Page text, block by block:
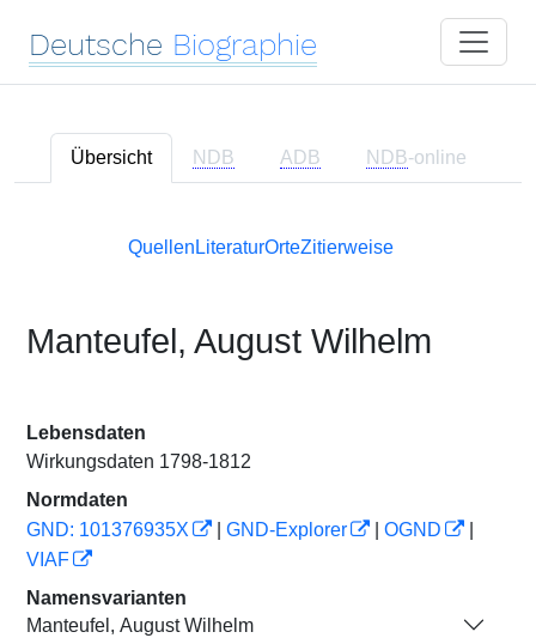
Deutsche Biographie
Übersicht NDB ADB NDB-online
Quellen LiteraturOrteZitierweise
Manteufel, August Wilhelm
Lebensdaten
Wirkungsdaten 1798-1812
Normdaten
GND: 101376935X
GND-Explorer OGND
VIAF
Namensvarianten
Manteufel, August Wilhelm